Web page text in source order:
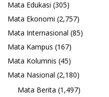
Mata Edukasi (305)
Mata Ekonomi (2,757)
Mata Internasional (85)
Mata Kampus (167)
Mata Kolumnis (45)
Mata Nasional (2,180)
Mata Berita (1,497)